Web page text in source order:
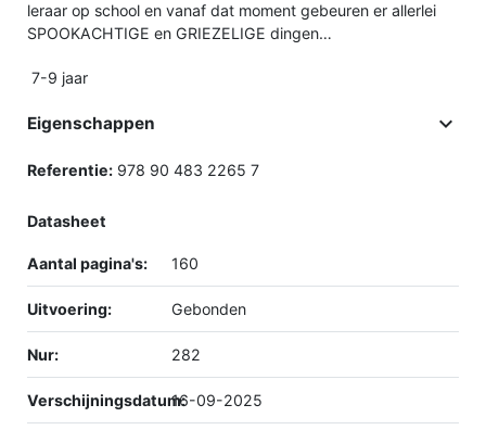
leraar op school en vanaf dat moment gebeuren er allerlei
SPOOKACHTIGE en GRIEZELIGE dingen…
7-9 jaar
Eigenschappen 
Referentie: 978 90 483 2265 7
Datasheet
Aantal pagina's: 160
Uitvoering: Gebonden
Nur: 282
Verschijningsdatum:16-09-2025